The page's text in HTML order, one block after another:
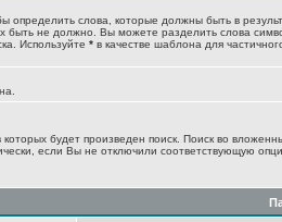
определить слова, которые должны быть в
быть не должно. Вы можете разделить слова
Используйте * в качестве шаблона для
будет произведен поиск. Поиск во
если Вы не отключили соответствующую